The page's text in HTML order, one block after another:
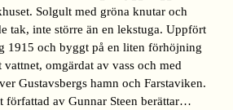
Solgult med gröna knutar och
tak, inte större än en lekstuga. Uppfört
1915 och byggt på en liten förhöjning
vattnet, omgärdat av vass och med
Gustavsbergs hamn och Farstaviken.
författad av Gunnar Steen berättar…